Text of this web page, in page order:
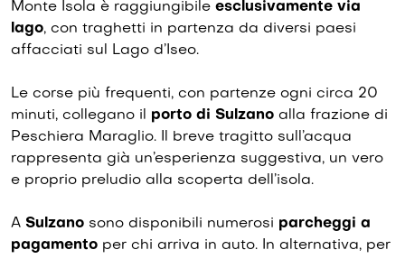
Monte Isola è raggiungibile esclusivamente via
lago, con traghetti in partenza da diversi paesi
affacciati sul Lago d’Iseo.
Le corse più frequenti, con partenze ogni circa 20
minuti, collegano il porto di Sulzano alla frazione di
Peschiera Maraglio. Il breve tragitto sull’acqua
rappresenta già un’esperienza suggestiva, un vero
e proprio preludio alla scoperta dell’isola.
A Sulzano sono disponibili numerosi parcheggi a
pagamento per chi arriva in auto. In alternativa, per